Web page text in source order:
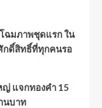
ฉมภาพชุดแรก ใน
กดิ์สิทธิ์ที่ทุกคนรอ
แจกทองคำ 15
นบาท